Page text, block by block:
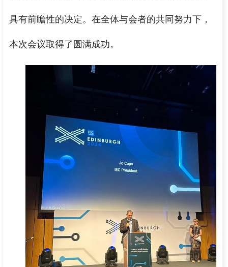
具有前瞻性的决定。在全体与会者的共同努力下，
本次会议取得了圆满成功。